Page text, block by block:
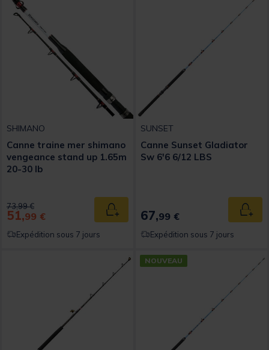
SHIMANO
Canne traine mer shimano
vengeance stand up 1.65m
20-30 lb
Price reduced from
73,99 €to
51,99 € Ajouter au panier
Expédition sous 7 jours
SUNSET
Canne Sunset Gladiator
Sw 6'6 6/12 LBS
67,99 €
Expédition sous 7 jours
NOUVEAU